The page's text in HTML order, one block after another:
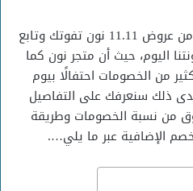
لا تجعل فرصتك فى التسوق من عروض 11.11 نون تفوتك وتابع
اليوم، حيث أن متجر نون كما
من الخصومات احتفالًا بيوم
ذلك سنعرفك على التفاصيل
من نسبة الخصومات وطريقة
الإضافية عبر ما يلي….